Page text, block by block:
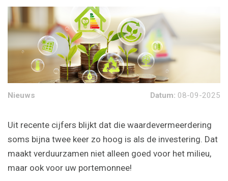
Nieuws Datum: 08-09-2025
Uit recente cijfers blijkt dat die waardevermeerdering
soms bijna twee keer zo hoog is als de investering. Dat
maakt verduurzamen niet alleen goed voor het milieu,
maar ook voor uw portemonnee!